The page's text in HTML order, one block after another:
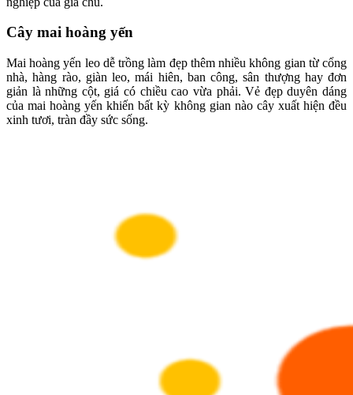
Cây mai hoàng yến
Mai hoàng yến leo dễ trồng làm đẹp thêm nhiều không gian từ cổng
nhà, hàng rào, giàn leo, mái hiên, ban công, sân thượng hay đơn
giản là những cột, giá có chiều cao vừa phải. Vẻ đẹp duyên dáng
của mai hoàng yến khiến bất kỳ không gian nào cây xuất hiện đều
xinh tươi, tràn đầy sức sống.